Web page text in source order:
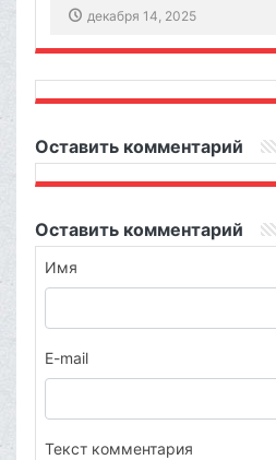
декабря 14, 2025
Оставить комментарий
Оставить комментарий
Имя
E-mail
Текст комментария